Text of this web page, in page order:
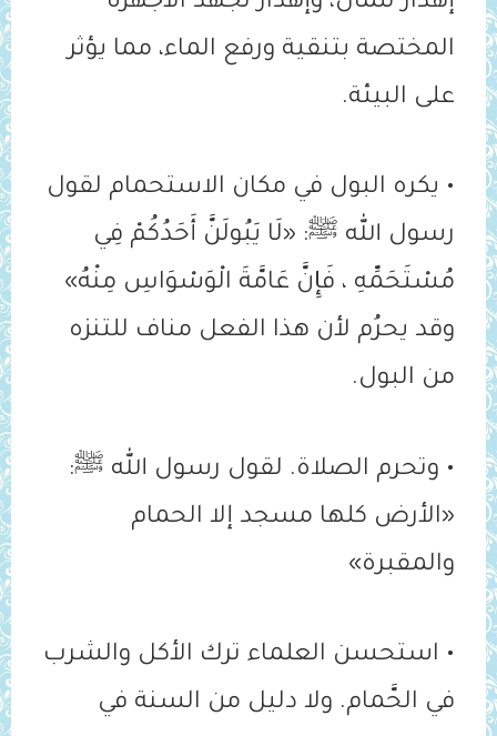
المختصة بتنقية ورفع الماء، مما يؤثر
على البيئة.
• يكره البول في مكان الاستحمام لقول
رسول الله ﷺ: «لَا يَبُولَنَّ أَحَدُكُمْ فِي
مُسْتَحَمِّهِ ، فَإِنَّ عَامَّةَ الْوَسْوَاسِ مِنْهُ»
وقد يحرُم لأن هذا الفعل مناف للتنزه
من البول.
• وتحرم الصلاة. لقول رسول الله ﷺ:
«الأرض كلها مسجد إلا ‌الحمام
والمقبرة»
• استحسن العلماء ترك الأكل والشرب
في الحَّمام. ولا دليل من السنة في